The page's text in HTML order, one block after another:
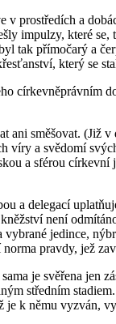
prostředích a
impulzy, které
tak přímočarý a
který se
ani směšovat.
a svědomí
a sférou
a delegací
není
jedince,
pravdy, jež
je svěřena jen
středním
je k němu vyzván,